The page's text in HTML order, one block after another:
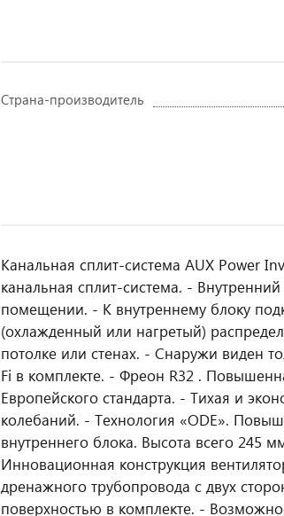
Страна-производитель
Канальная сплит-система AUX Power
канальная сплит-система. -
помещении. - К внутреннему блоку
(охлажденный или нагретый)
потолке или стенах. - Снаружи виден
Fi в комплекте. - Фреон R32 .
Европейского стандарта. - Тихая и
колебаний. - Технология «ODE».
внутреннего блока. Высота всего 245
Инновационная конструкция
дренажного трубопровода с двух
поверхностью в комплекте. -